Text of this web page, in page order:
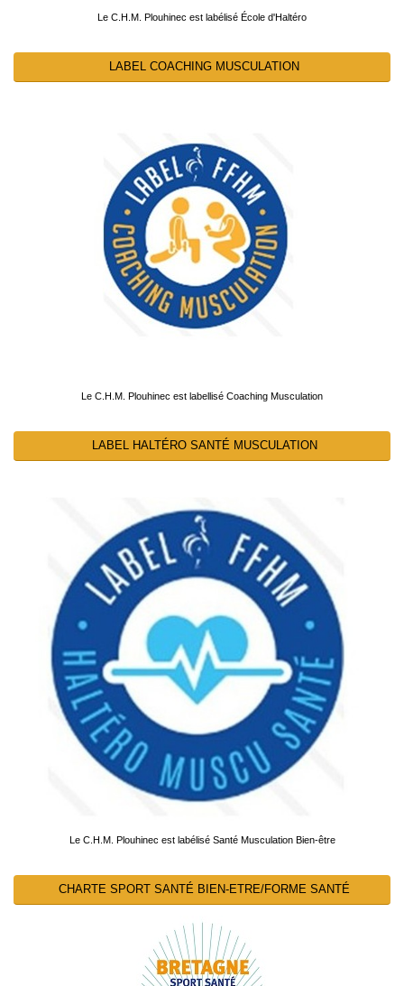
Le C.H.M. Plouhinec est labélisé École d'Haltéro
LABEL COACHING MUSCULATION
Le C.H.M. Plouhinec est labellisé Coaching Musculation
LABEL HALTÉRO SANTÉ MUSCULATION
Le C.H.M. Plouhinec est labélisé Santé Musculation Bien-être
CHARTE SPORT SANTÉ BIEN-ETRE/FORME SANTÉ